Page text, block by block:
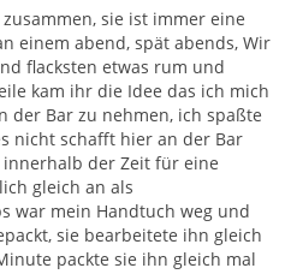
sie ist immer eine
einem abend, spät abends, Wir
flacksten etwas rum und
kam ihr die Idee das ich mich
der Bar zu nehmen, ich spaßte
nicht schafft hier an der Bar
der Zeit für eine
gleich an als
war mein Handtuch weg und
sie bearbeitete ihn gleich
packte sie ihn gleich mal
Zitieren